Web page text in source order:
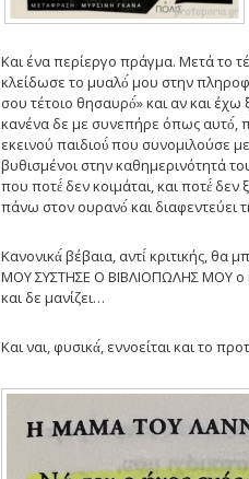
Και ένα περίεργο πράγμα. Μετά το
κλείδωσε το μυαλό́ μου στην
σου τέτοιο θησαυρό́» και αν και έχω
κανένα δε με συνεπήρε όπως αυτό́,
εκεινού παιδιού́ που συνομιλούσε
βυθισμένοι στην καθημερινότητά
που ποτέ́ δεν κοιμάται, και ποτέ́
πάνω στον ουρανό́ και
Κανονικά́ βέβαια, αντί́ κριτικής,
ΜΟΥ ΣΥΣΤΗΣΕ Ο ΒΙΒΛΙΟΠΩΛΗΣ ΜΟΥ o
και δε μανίζει…
Και ναι, φυσικά́, εννοείται και το